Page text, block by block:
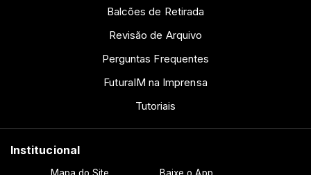
Balcões de Retirada
Revisão de Arquivo
Perguntas Frequentes
FuturaIM na Imprensa
Tutoriais
Institucional
Mapa do Site Baixe o App